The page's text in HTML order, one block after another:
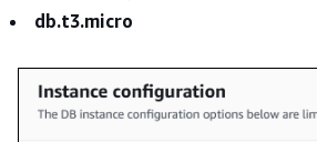
db.t3.micro